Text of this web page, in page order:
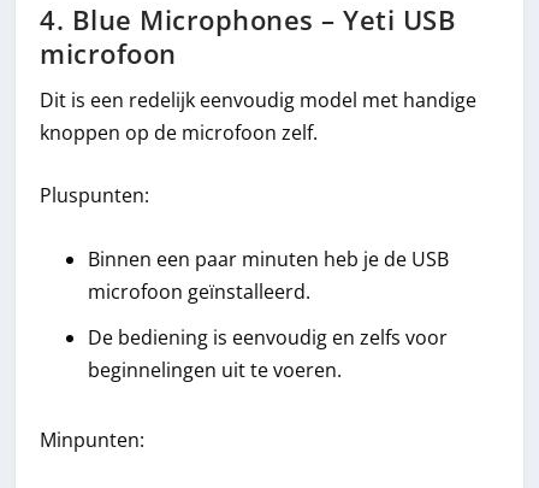
4. Blue Microphones – Yeti USB
microfoon
Dit is een redelijk eenvoudig model met handige
knoppen op de microfoon zelf.
Pluspunten:
Binnen een paar minuten heb je de USB
microfoon geïnstalleerd.
De bediening is eenvoudig en zelfs voor
beginnelingen uit te voeren.
Minpunten: